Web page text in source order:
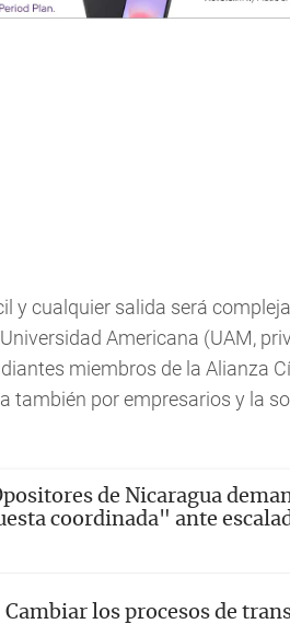
y cualquier salida será
Americana (UAM,
miembros de la Alianza
también por empresarios y la
de Nicaragua
coordinada" ante
Cambiar los procesos de